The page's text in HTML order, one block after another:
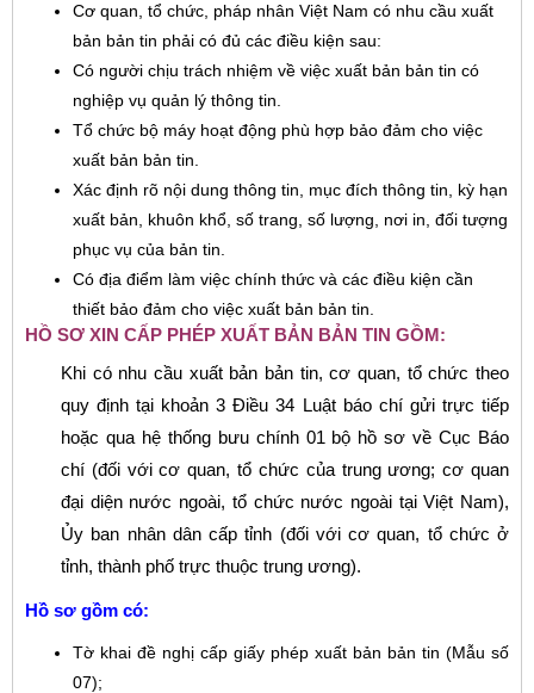
Cơ quan, tổ chức, pháp nhân Việt Nam có nhu cầu xuất
bản bản tin phải có đủ các điều kiện sau:
Có người chịu trách nhiệm về việc xuất bản bản tin có
nghiệp vụ quản lý thông tin.
Tổ chức bộ máy hoạt động phù hợp bảo đảm cho việc
xuất bản bản tin.
Xác định rõ nội dung thông tin, mục đích thông tin, kỳ hạn
xuất bản, khuôn khổ, số trang, số lượng, nơi in, đối tượng
phục vụ của bản tin.
Có địa điểm làm việc chính thức và các điều kiện cần
thiết bảo đảm cho việc xuất bản bản tin.
HỒ SƠ XIN CẤP PHÉP XUẤT BẢN BẢN TIN GỒM:
Khi có nhu cầu xuất bản bản tin, cơ quan, tổ chức theo
quy định tại khoản 3 Điều 34 Luật báo chí gửi trực tiếp
hoặc qua hệ thống bưu chính 01 bộ hồ sơ về Cục Báo
chí (đối với cơ quan, tổ chức của trung ương; cơ quan
đại diện nước ngoài, tổ chức nước ngoài tại Việt Nam),
Ủy ban nhân dân cấp tỉnh (đối với cơ quan, tổ chức ở
tỉnh, thành phố trực thuộc trung ương).
Hồ sơ gồm có:
Tờ khai đề nghị cấp giấy phép xuất bản bản tin (Mẫu số
07);